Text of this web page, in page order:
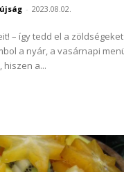
- 2023.08.02.
– így tedd el a zöldségeket
hiszen a...